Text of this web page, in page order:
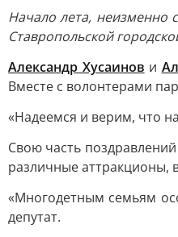
Начало лета, неизменно
Ставропольской
Александр Хусаинов и
Вместе с волонтерами
«Надеемся и верим, что
Свою часть
различные аттракционы,
«Многодетным семьям
депутат.